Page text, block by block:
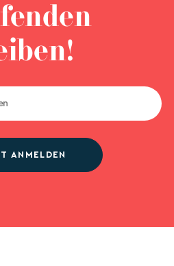
ANMELDEN